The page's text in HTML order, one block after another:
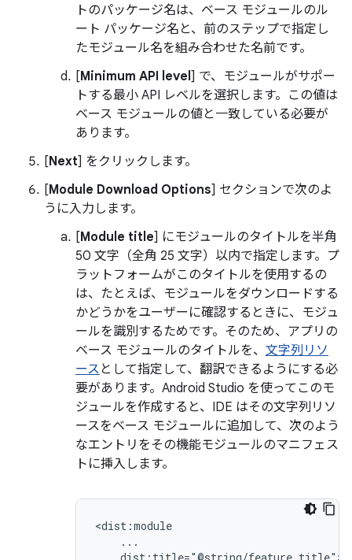
トのパッケージ名は、ベース モジュールのル
ート パッケージ名と、前のステップで指定し
たモジュール名を組み合わせた名前です。
[Minimum API level] で、モジュールがサポー
トする最小 API レベルを選択します。この値は
ベース モジュールの値と一致している必要が
あります。
[Next] をクリックします。
[Module Download Options] セクションで次のよ
うに入力します。
[Module title] にモジュールのタイトルを半角
50 文字（全角 25 文字）以内で指定します。プ
ラットフォームがこのタイトルを使用するの
は、たとえば、モジュールをダウンロードする
かどうかをユーザーに確認するときに、モジュ
ールを識別するためです。そのため、アプリの
ベース モジュールのタイトルを、 文字列リソ
ース として指定して、翻訳できるようにする必
要があります。Android Studio を使ってこのモ
ジュールを作成すると、IDE はその文字列リソ
ースをベース モジュールに追加して、次のよう
なエントリをその機能モジュールのマニフェス
トに挿入します。